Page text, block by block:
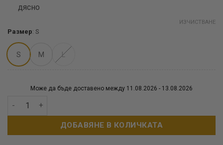
дясно
Размер: S
S M L
ИЗЧИСТВАНЕ
Може да бъде доставено между 11.08.2026 - 13.08.2026
количество за Бял гащеризон с дантелена презрамка
ДОБАВЯНЕ В КОЛИЧКАТА